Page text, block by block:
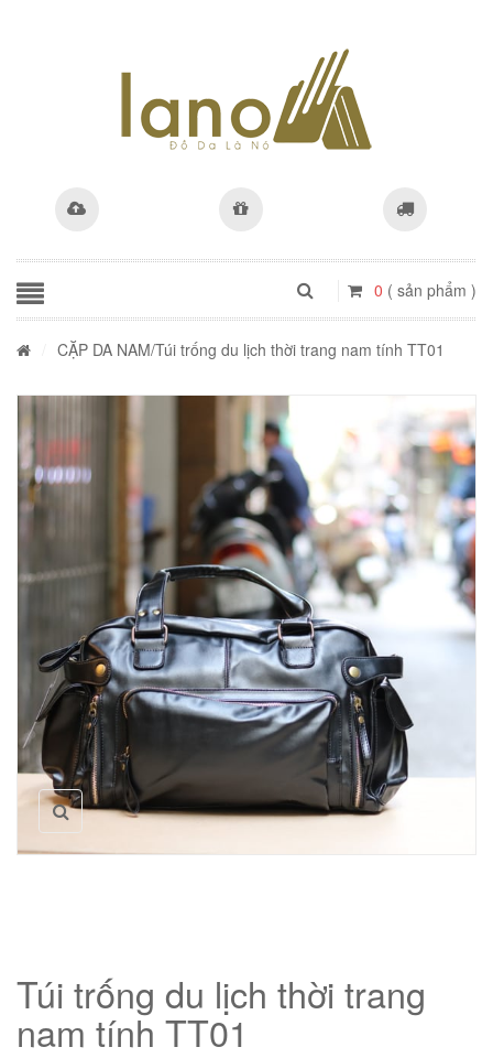
0 ( sản phẩm )
CẶP DA NAM/Túi trống du lịch thời trang nam tính TT01
Túi trống du lịch thời trang
nam tính TT01